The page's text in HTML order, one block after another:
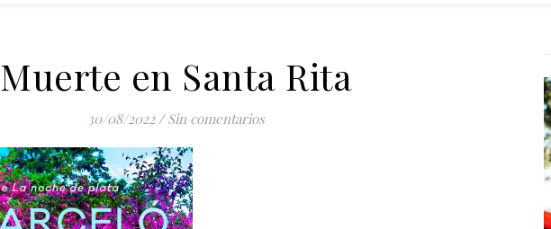
Muerte en Santa Rita
30/08/2022 / Sin comentarios